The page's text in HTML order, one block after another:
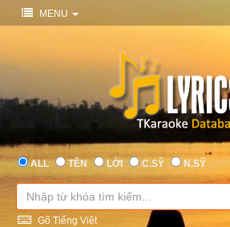
MENU
ALL TÊN LỜI C.SỸ N.SỸ
Gõ Tiếng Việt